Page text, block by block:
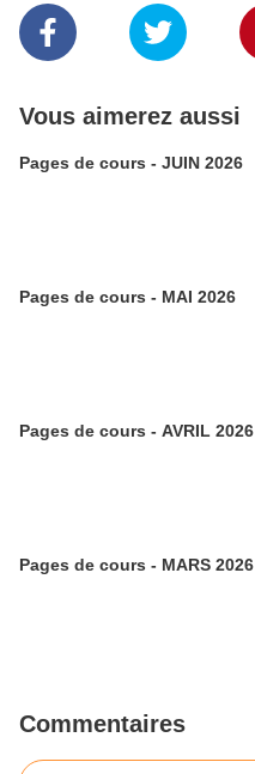
Vous aimerez aussi
Pages de cours - JUIN 2026
Pages de cours - MAI 2026
Pages de cours - AVRIL 2026
Pages de cours - MARS 2026
Commentaires